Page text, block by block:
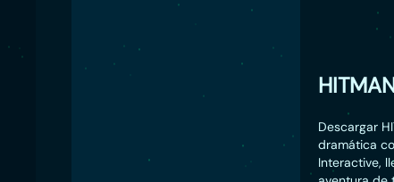
Descargar
dramática
Interactive,